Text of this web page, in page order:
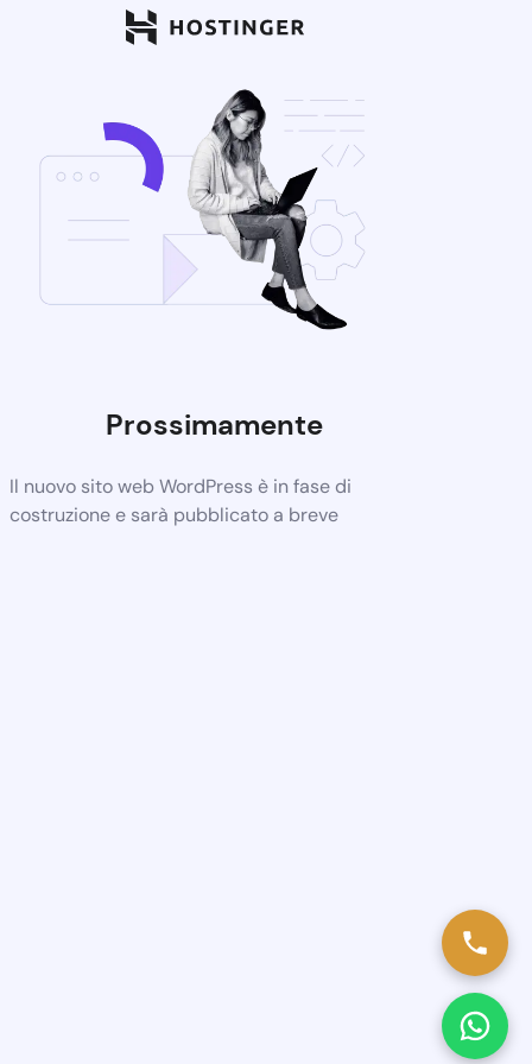
Prossimamente
Il nuovo sito web WordPress è in fase di
costruzione e sarà pubblicato a breve